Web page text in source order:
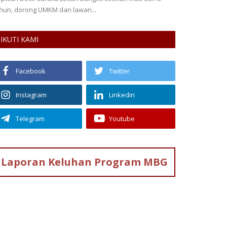
dorong UMKM dan lawan...
IKUTI KAMI
Facebook Twitter
Instagram Linkedin
Telegram Youtube
Laporan Keluhan Program MBG